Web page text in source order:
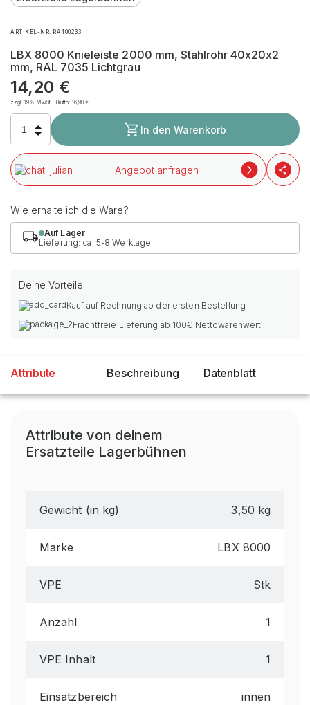
ARTIKEL-NR. RA400233
LBX 8000 Knieleiste 2000 mm, Stahlrohr 40x20x2
mm, RAL 7035 Lichtgrau
14,20 €
zzgl. 19% MwSt | Brutto:16,90€
In den Warenkorb
Angebot anfragen
Wie erhalte ich die Ware?
Auf Lager
Lieferung: ca. 5-8 Werktage
Deine Vorteile
Kauf auf Rechnung ab der ersten Bestellung
Frachtfreie Lieferung ab 100€ Nettowarenwert
Attribute Beschreibung Datenblatt
Attribute von deinem
Ersatzteile Lagerbühnen
Gewicht (in kg) 3,50 kg
Marke LBX 8000
VPE Stk
Anzahl 1
VPE Inhalt 1
Einsatzbereich innen